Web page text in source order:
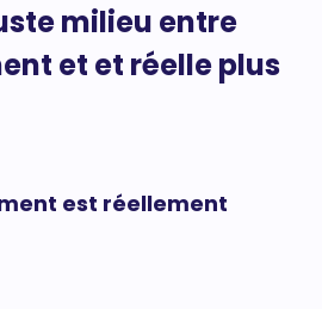
milieu entre
et et réelle plus
est réellement